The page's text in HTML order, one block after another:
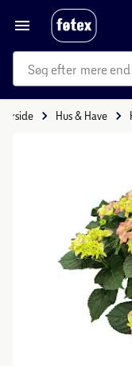
mere
Forside Hus & Have